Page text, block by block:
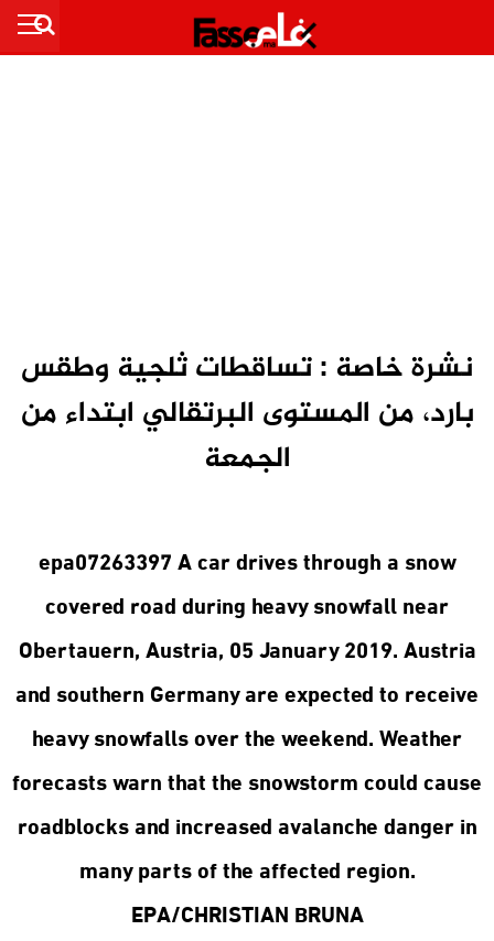
نشرة خاصة : تساقطات ثلجية وطقس
بارد، من المستوى البرتقالي ابتداء من
الجمعة
epa07263397 A car drives through a snow
covered road during heavy snowfall near
Obertauern, Austria, 05 January 2019. Austria
and southern Germany are expected to receive
heavy snowfalls over the weekend. Weather
forecasts warn that the snowstorm could cause
roadblocks and increased avalanche danger in
many parts of the affected region.
EPA/CHRISTIAN BRUNA